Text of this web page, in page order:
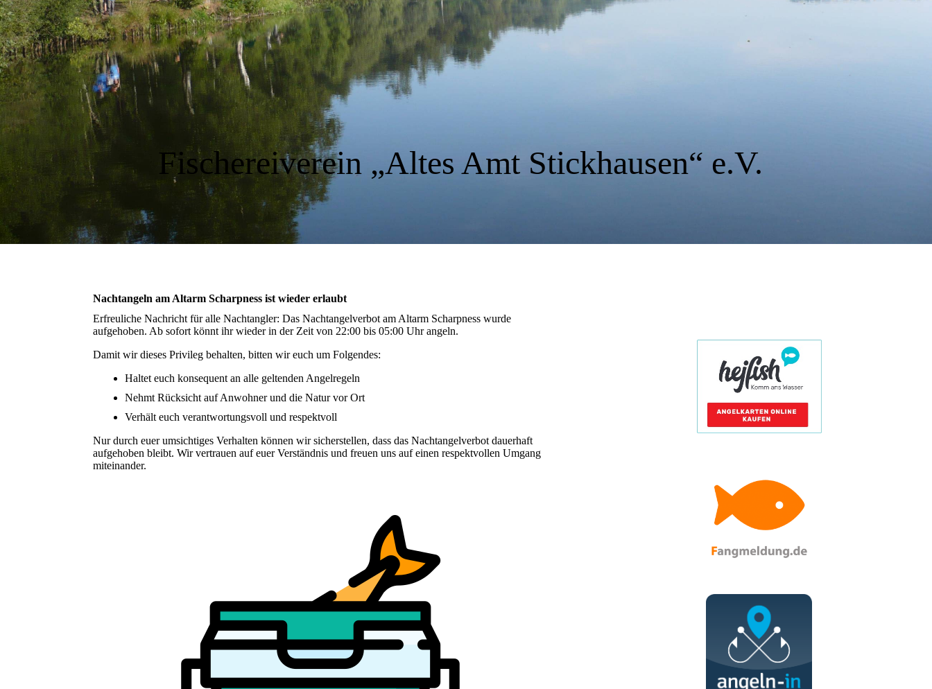
Fischereiverein „Altes Amt Stickhausen“ e.V.
Nachtangeln am Altarm Scharpness ist wieder erlaubt
Erfreuliche Nachricht für alle Nachtangler: Das Nachtangelverbot am Altarm Scharpness wurde
aufgehoben. Ab sofort könnt ihr wieder in der Zeit von 22:00 bis 05:00 Uhr angeln.
Damit wir dieses Privileg behalten, bitten wir euch um Folgendes:
Haltet euch konsequent an alle geltenden Angelregeln
Nehmt Rücksicht auf Anwohner und die Natur vor Ort
Verhält euch verantwortungsvoll und respektvoll
Nur durch euer umsichtiges Verhalten können wir sicherstellen, dass das Nachtangelverbot dauerhaft
aufgehoben bleibt. Wir vertrauen auf euer Verständnis und freuen uns auf einen respektvollen Umgang
miteinander.